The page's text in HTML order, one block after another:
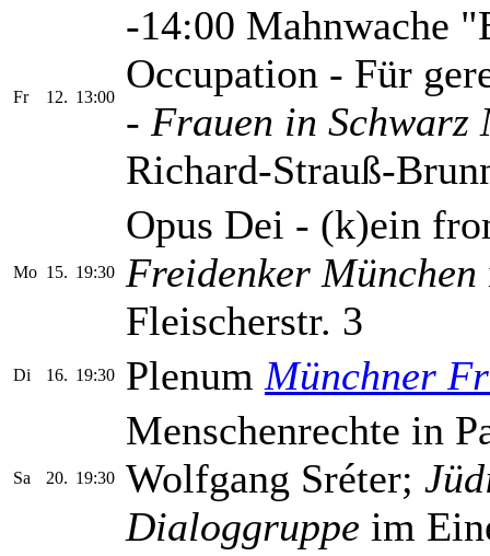
Fr 12. 13:00
-14:00 Mahnwache
Occupation - Für
- Frauen in Schwarz
Richard-Strauß-
Mo 15. 19:30
Opus Dei - (k)ein
Freidenker München
Fleischerstr. 3
Di 16. 19:30 Plenum Münchner
Sa 20. 19:30
Menschenrechte in
Wolfgang Sréter;
Dialoggruppe im